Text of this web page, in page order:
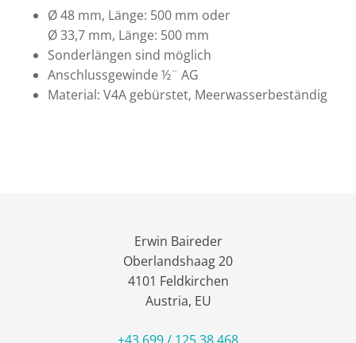
Ø 48 mm, Länge: 500 mm oder
Ø 33,7 mm, Länge: 500 mm
Sonderlängen sind möglich
Anschlussgewinde ½¨ AG
Material: V4A gebürstet, Meerwasserbeständig
Erwin Baireder
Oberlandshaag 20
4101 Feldkirchen
Austria, EU